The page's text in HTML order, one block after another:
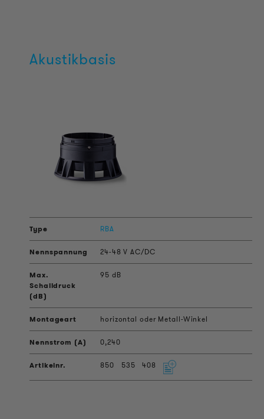
Akustikbasis
RBA
24-48 V AC/DC
95 dB
horizontal oder Metall-Winkel
0,240
850 535 408